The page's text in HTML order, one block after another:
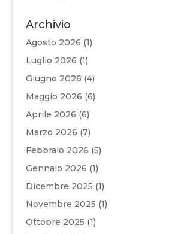
Archivio
Agosto 2026 (1)
Luglio 2026 (1)
Giugno 2026 (4)
Maggio 2026 (6)
Aprile 2026 (6)
Marzo 2026 (7)
Febbraio 2026 (5)
Gennaio 2026 (1)
Dicembre 2025 (1)
Novembre 2025 (1)
Ottobre 2025 (1)